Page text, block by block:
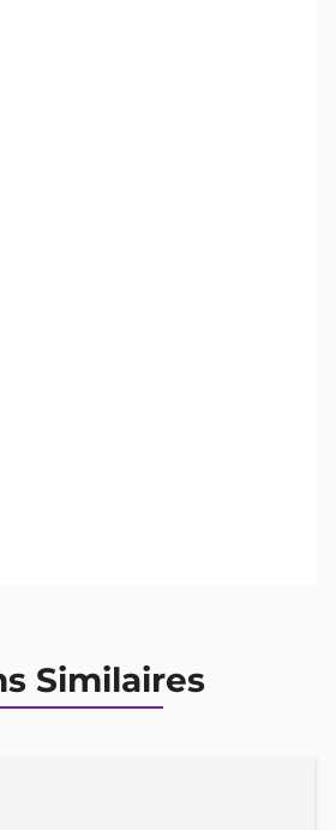
AU DEUXIÈME ÉTAGE AVEC
DE DEUX CHAMBRES
À AKPAKPA DEGAKON
Appartement seul au
moderne 02 Chambres staffée
a manger 02 Douches 02
cour Une grande terrasse
staffée Carrelages
est une nouvelle
disponible seul au
un grands terrasse. Loyer
3 mois d'avance 3 prépayés 1
50milles caution eaux
Similaires